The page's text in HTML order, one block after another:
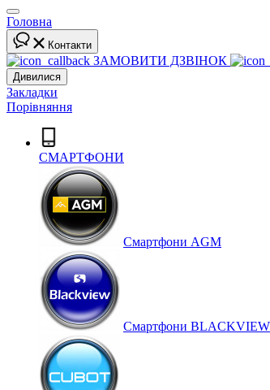
Головна
Контакти
ЗАМОВИТИ ДЗВІНОК
Дивилися
Закладки
Порівняння
СМАРТФОНИ
Cмартфони AGM
Смартфони BLACKVIEW